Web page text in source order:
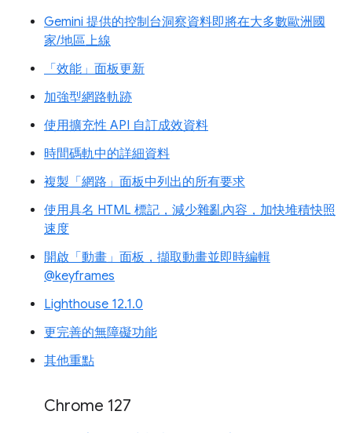
Gemini 提供的控制台洞察資料即將在大多數歐洲國
家/地區上線
「效能」面板更新
加強型網路軌跡
使用擴充性 API 自訂成效資料
時間碼軌中的詳細資料
複製「網路」面板中列出的所有要求
使用具名 HTML 標記，減少雜亂內容，加快堆積快照
速度
開啟「動畫」面板，擷取動畫並即時編輯
@keyframes
Lighthouse 12.1.0
更完善的無障礙功能
其他重點
Chrome 127